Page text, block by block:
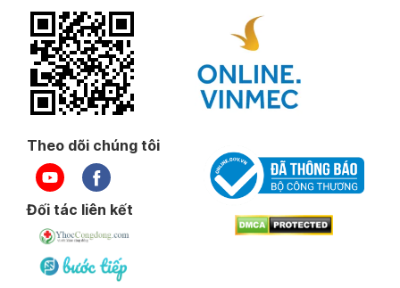
Theo dõi chúng tôi
Đối tác liên kết